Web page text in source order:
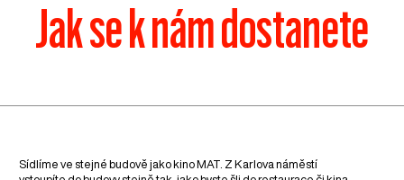
Jak se k nám dostanete
Sídlíme ve stejné budově jako kino MAT. Z Karlova náměstí